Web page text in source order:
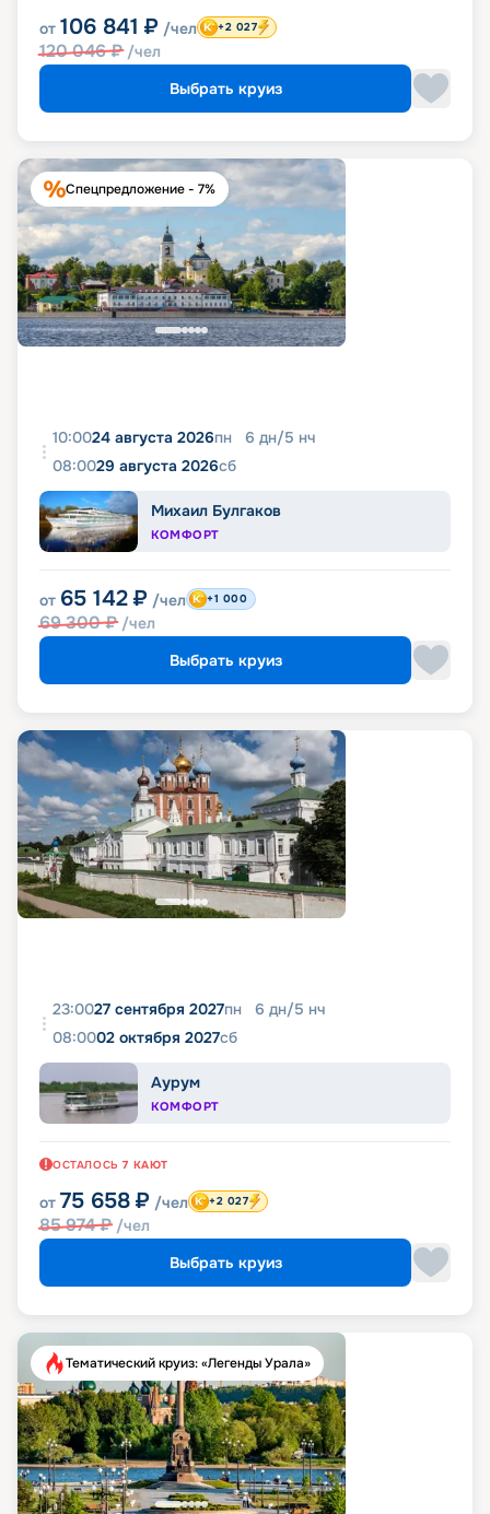
от 106 841 ₽ /чел
120 046₽ /чел
+2 027
Выбрать круиз
Спецпредложение - 7%
10:0024 августа 2026пн 6 дн/5 нч
08:0029 августа 2026сб
Михаил Булгаков
КОМФОРТ
от 65 142 ₽ /чел
69 300₽ /чел
+1 000
Выбрать круиз
23:0027 сентября 2027пн 6 дн/5 нч
08:0002 октября 2027сб
Аурум
КОМФОРТ
ОСТАЛОСЬ 7 КАЮТ
от 75 658 ₽ /чел
85 974₽ /чел
+2 027
Выбрать круиз
Тематический круиз: «Легенды Урала»